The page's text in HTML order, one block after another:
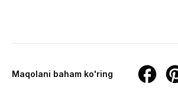
Maqolani baham ko'ring